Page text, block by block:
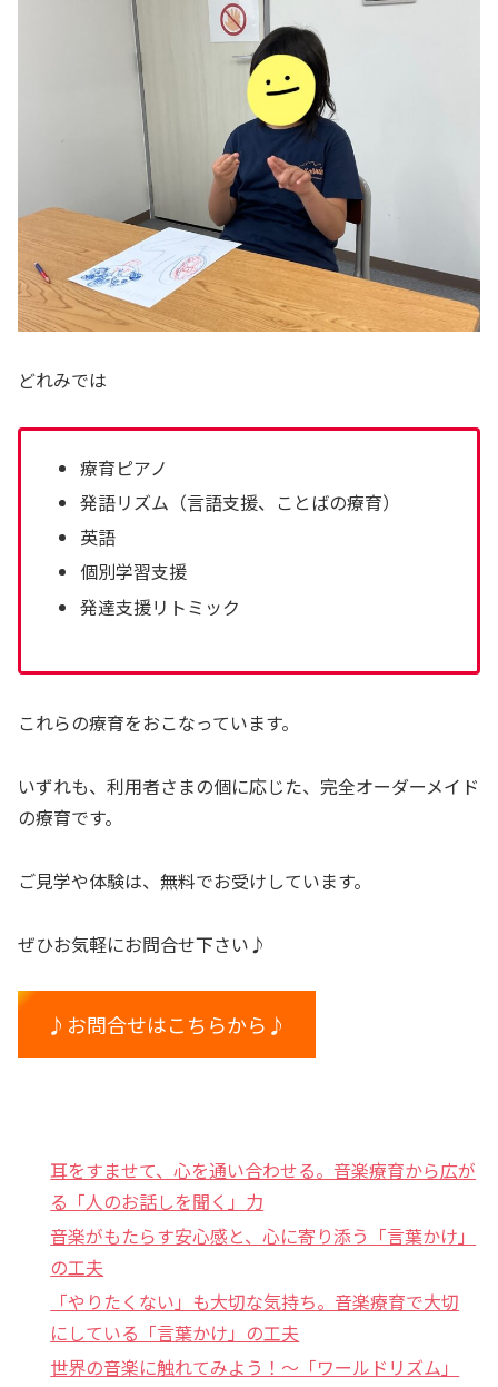
どれみでは
療育ピアノ
発語リズム（言語支援、ことばの療育）
英語
個別学習支援
発達支援リトミック
これらの療育をおこなっています。
いずれも、利用者さまの個に応じた、完全オーダーメイド
の療育です。
ご見学や体験は、無料でお受けしています。
ぜひお気軽にお問合せ下さい♪
♪お問合せはこちらから♪
耳をすませて、心を通い合わせる。音楽療育から広が
る「人のお話しを聞く」力
音楽がもたらす安心感と、心に寄り添う「言葉かけ」
の工夫
「やりたくない」も大切な気持ち。音楽療育で大切
にしている「言葉かけ」の工夫
世界の音楽に触れてみよう！〜「ワールドリズム」